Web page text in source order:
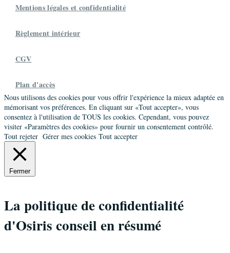
Mentions légales et confidentialité
Règlement intérieur
CGV
Plan d'accès
Nous utilisons des cookies pour vous offrir l'expérience la mieux adaptée en
mémorisant vos préférences. En cliquant sur «Tout accepter», vous
consentez à l'utilisation de TOUS les cookies. Cependant, vous pouvez
visiter «Paramètres des cookies» pour fournir un consentement contrôlé.
Tout rejeter Gérer mes cookies Tout accepter
Fermer
La politique de confidentialité
d'Osiris conseil en résumé